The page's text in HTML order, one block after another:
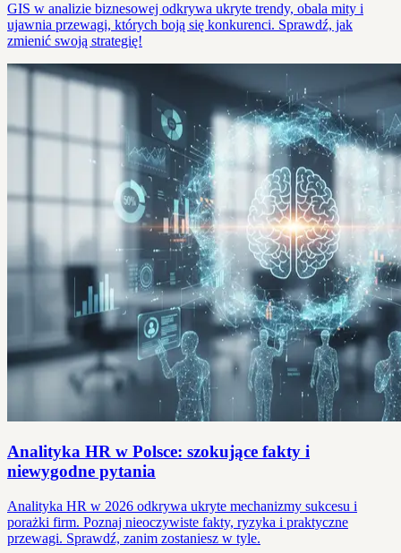
GIS w analizie biznesowej odkrywa ukryte trendy, obala mity i
ujawnia przewagi, których boją się konkurenci. Sprawdź, jak
zmienić swoją strategię!
Analityka HR w Polsce: szokujące fakty i
niewygodne pytania
Analityka HR w 2026 odkrywa ukryte mechanizmy sukcesu i
porażki firm. Poznaj nieoczywiste fakty, ryzyka i praktyczne
przewagi. Sprawdź, zanim zostaniesz w tyle.